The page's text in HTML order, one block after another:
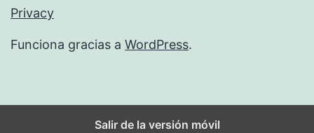
Privacy
Funciona gracias a WordPress.
Salir de la versión móvil